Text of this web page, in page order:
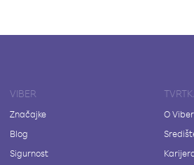
VIBER
Značajke
Blog
Sigurnost
O